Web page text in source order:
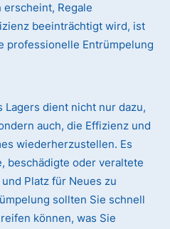
erscheint, Regale
beeinträchtigt wird, ist
professionelle Entrümpelung
Lagers dient nicht nur dazu,
auch, die Effizienz und
wiederherzustellen. Es
beschädigte oder veraltete
Platz für Neues zu
sollten Sie schnell
können, was Sie